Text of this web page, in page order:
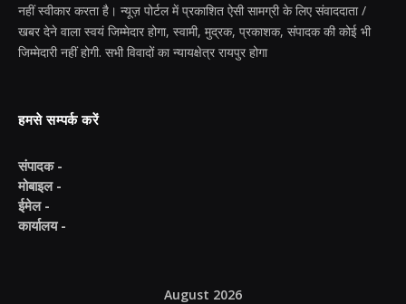
नहीं स्वीकार करता है। न्यूज़ पोर्टल में प्रकाशित ऐसी सामग्री के लिए संवाददाता /
खबर देने वाला स्वयं जिम्मेदार होगा, स्वामी, मुद्रक, प्रकाशक, संपादक की कोई भी
जिम्मेदारी नहीं होगी. सभी विवादों का न्यायक्षेत्र रायपुर होगा
हमसे सम्पर्क करें
संपादक -
मोबाइल -
ईमेल -
कार्यालय -
August 2026